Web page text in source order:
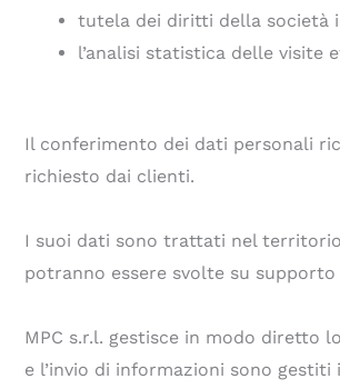
tutela dei diritti della società
l’analisi statistica delle visite
Il conferimento dei dati personali
richiesto dai clienti.
I suoi dati sono trattati nel
potranno essere svolte su
MPC s.r.l. gestisce in modo diretto
e l’invio di informazioni sono